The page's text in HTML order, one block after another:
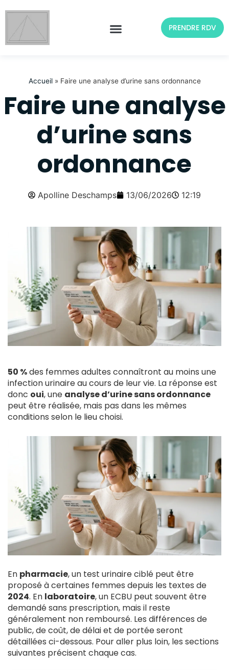
PRENDRE RDV
Accueil» Faire une analyse d’urine sans ordonnance
Faire une analyse
d’urine sans
ordonnance
Apolline Deschamps 13/06/2026 12:19
50 %des femmes adultes connaîtront au moins une
infection urinaire au cours de leur vie. La réponse est
donc oui, une analyse d’urine sans ordonnance
peut être réalisée, mais pas dans les mêmes
conditions selon le lieu choisi.
En pharmacie, un test urinaire ciblé peut être
proposé à certaines femmes depuis les textes de
2024. En laboratoire, un ECBU peut souvent être
demandé sans prescription, mais il reste
généralement non remboursé. Les différences de
public, de coût, de délai et de portée seront
détaillées ci-dessous. Pour aller plus loin, les sections
suivantes précisent chaque cas.